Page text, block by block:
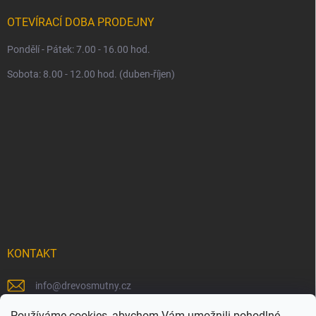
OTEVÍRACÍ DOBA PRODEJNY
Pondělí - Pátek: 7.00 - 16.00 hod.
Sobota: 8.00 - 12.00 hod. (duben-říjen)
KONTAKT
info@drevosmutny.cz
+420 725 710 840